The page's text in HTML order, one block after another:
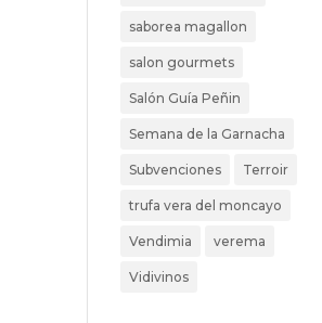
saborea magallon
salon gourmets
Salón Guía Peñin
Semana de la Garnacha
Subvenciones Terroir
trufa vera del moncayo
Vendimia verema
Vidivinos